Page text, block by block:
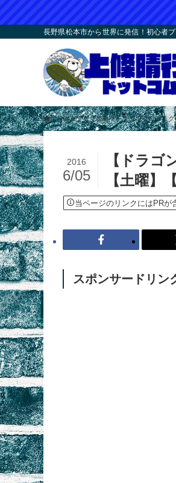
長野県松本市から世界に発信！初心者
ホーム アプリ攻略 ドラゴンプロジェク
【ドラゴ
【土曜】
2016
6/05
当ページのリンクにはPRが
スポンサードリン